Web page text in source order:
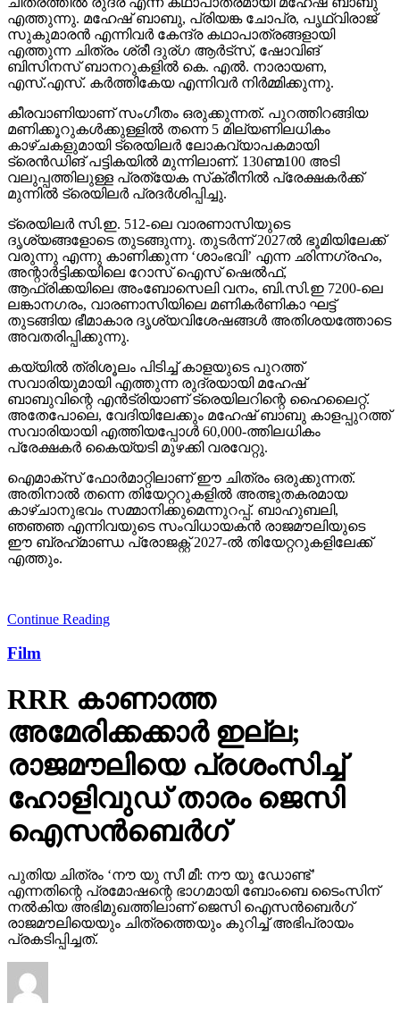
എത്തുന്നു. മഹേഷ് ബാബു, പ്രിയങ്ക ചോപ്ര, പൃഥ്വിരാജ്
സുകുമാരന്‍ എന്നിവര്‍ കേന്ദ്ര കഥാപാത്രങ്ങളായി
എത്തുന്ന ചിത്രം ശ്രീ ദുര്ഗ ആര്‍ട്‌സ്, ഷോവിങ്
ബിസിനസ് ബാനറുകളില്‍ കെ. എല്‍. നാരായണ,
എസ്.എസ്. കര്‍ത്തികേയ എന്നിവര്‍ നിര്‍മ്മിക്കുന്നു.
കീരവാണിയാണ് സംഗീതം ഒരുക്കുന്നത്. പുറത്തിറങ്ങിയ
മണിക്കൂറുകള്‍ക്കുള്ളില്‍ തന്നെ 5 മില്യണിലധികം
കാഴ്ചകളുമായി ട്രെയിലര്‍ ലോകവ്യാപകമായി
ട്രെന്‍ഡിങ് പട്ടികയില്‍ മുന്നിലാണ്. 130ണ്മ100 അടി
വലുപ്പത്തിലുള്ള പ്രത്യേക സ്‌ക്രീനില്‍ പ്രേക്ഷകര്‍ക്ക്
മുന്നില്‍ ട്രെയിലര്‍ പ്രദര്‍ശിപ്പിച്ചു.
ട്രെയിലര്‍ സി.ഇ. 512-ലെ വാരണാസിയുടെ
ദൃശ്യങ്ങളോടെ തുടങ്ങുന്നു. തുടര്‍ന്ന് 2027ല്‍ ഭൂമിയിലേക്ക്
വരുന്നു എന്നു കാണിക്കുന്ന ‘ശാംഭവി’ എന്ന ഛിന്നഗ്രഹം,
അന്റാര്‍ട്ടിക്കയിലെ റോസ് ഐസ് ഷെല്‍ഫ്,
ആഫ്രിക്കയിലെ അംബോസെലി വനം, ബി.സി.ഇ 7200-ലെ
ലങ്കാനഗരം, വാരണാസിയിലെ മണികര്‍ണികാ ഘട്ട്
തുടങ്ങിയ ഭീമാകാര ദൃശ്യവിശേഷങ്ങള്‍ അതിശയത്തോടെ
അവതരിപ്പിക്കുന്നു.
കയ്യില്‍ ത്രിശൂലം പിടിച്ച് കാളയുടെ പുറത്ത്
സവാരിയുമായി എത്തുന്ന രുദ്രയായി മഹേഷ്
ബാബുവിന്റെ എന്‍ട്രിയാണ് ട്രെയിലറിന്റെ ഹൈലൈറ്റ്.
അതേപോലെ, വേദിയിലേക്കും മഹേഷ് ബാബു കാളപ്പുറത്ത്
സവാരിയായി എത്തിയപ്പോള്‍ 60,000-ത്തിലധികം
പ്രേക്ഷകര്‍ കൈയ്യടി മുഴക്കി വരവേറ്റു.
ഐമാക്‌സ് ഫോര്‍മാറ്റിലാണ് ഈ ചിത്രം ഒരുക്കുന്നത്.
അതിനാല്‍ തന്നെ തിയേറ്ററുകളില്‍ അത്ഭുതകരമായ
കാഴ്ചാനുഭവം സമ്മാനിക്കുമെന്നുറപ്പ്. ബാഹുബലി,
ഞഞഞ എന്നിവയുടെ സംവിധായകന്‍ രാജമൗലിയുടെ
ഈ ബ്രഹ്‌മാണ്ഡ പ്രോജക്റ്റ് 2027-ല്‍ തിയേറ്ററുകളിലേക്ക്
എത്തും.
Continue Reading
Film
RRR കാണാത്ത
അമേരിക്കക്കാര്‍ ഇല്ല;
രാജമൗലിയെ പ്രശംസിച്ച്
ഹോളിവുഡ് താരം ജെസി
ഐസന്‍ബെര്‍ഗ്
പുതിയ ചിത്രം ‘നൗ യു സീ മീ: നൗ യു ഡോണ്ട്’
എന്നതിന്റെ പ്രമോഷന്റെ ഭാഗമായി ബോംബെ ടൈംസിന്
നല്‍കിയ അഭിമുഖത്തിലാണ് ജെസി ഐസന്‍ബെര്‍ഗ്
രാജമൗലിയെയും ചിത്രത്തെയും കുറിച്ച് അഭിപ്രായം
പ്രകടിപ്പിച്ചത്.